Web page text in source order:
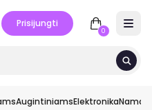
Prisijungti
0
AugintiniamsElektronikaNamai